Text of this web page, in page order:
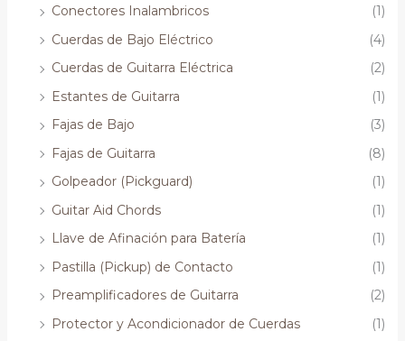
Conectores Inalambricos
(1)
Cuerdas de Bajo Eléctrico
(4)
Cuerdas de Guitarra Eléctrica
(2)
Estantes de Guitarra
(1)
Fajas de Bajo
(3)
Fajas de Guitarra
(8)
Golpeador (Pickguard)
(1)
Guitar Aid Chords
(1)
Llave de Afinación para Batería
(1)
Pastilla (Pickup) de Contacto
(1)
Preamplificadores de Guitarra
(2)
Protector y Acondicionador de Cuerdas
(1)